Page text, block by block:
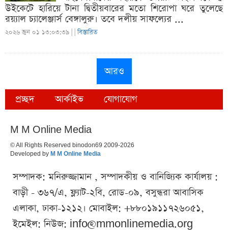
উইকেটে হারিয়ে টানা দ্বিতীয়বারের মতো শিরোপা ঘরে তুলেছে
রয়্যাল চ্যালেঞ্জার্স বেঙ্গালুরু। তবে দলীয় সাফল্যের ...
২০২৬ জুন ০১ ১৩:০৩:৩৯ | |বিস্তারিত
আরও
প্রচ্ছদ আর্কাইভ যোগাযোগ
M M Online Media
© All Rights Reserved binodon69 2009-2026
Developed by M M Online Media
সম্পাদক: মনিরুজ্জামান , সম্পাদকীয় ও বানিজ্যিক কার্যালয় :
বাড়ী - ৩৬৭/এ, ফ্ল্যাট-২বি, রোড-০৯, বসুন্ধরা আবাসিক
এলাকা, ঢাকা-১২১২। মোবাইল: +৮৮০১৯১১৭২৬০৫১,
ইমেইল: নিউজ: info@mmonlinemedia.org